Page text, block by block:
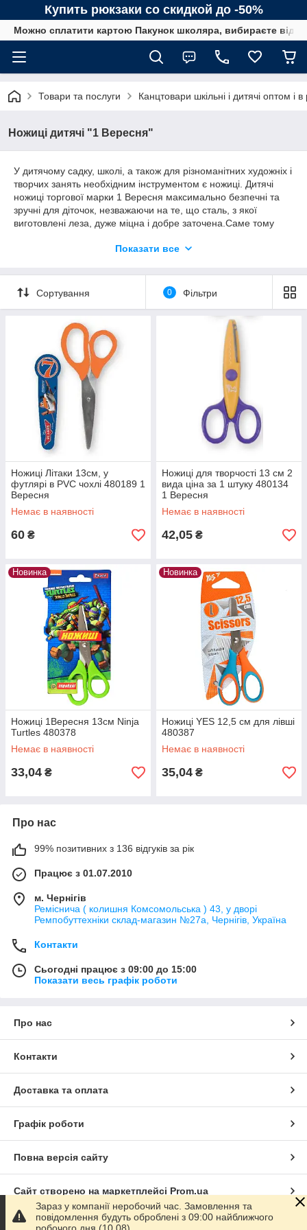
Купить рюкзаки со скидкой до -50%
Можно сплатити картою Пакунок школяра, вибираєте від
Товари та послуги Канцтовари шкільні і дитячі оптом і в
Ножиці дитячі "1 Вересня"
У дитячому садку, школі, а також для різноманітних художніх і
творчих занять необхідним інструментом є ножиці. Дитячі
ножиці торгової марки 1 Вересня максимально безпечні та
зручні для діточок, незважаючи на те, що сталь, з якої
виготовлені леза, дуже міцна і добре заточена.Саме тому
даруючи дітям радість від занять творчістю.
якості і за нижчими цінами як в роздріб так і оптом.
В цій групі Ви знайдете яскраві, зручні у використаннідитячі
ножиці Т М "1 Вересня".
З цими ножицями уроки праці для
Вашої дитини будуть завжди в радість.
Показати все
Сортування 0 Фільтри
Ножиці Літаки 13см, у
футлярі в PVC чохлі 480189 1
Вересня
Немає в наявності
60 ₴
Ножиці для творчості 13 см 2
вида ціна за 1 штуку 480134
1 Вересня
Немає в наявності
42,05 ₴
Новинка
Ножиці 1Вересня 13см Ninja
Turtles 480378
Немає в наявності
33,04 ₴
Новинка
Ножиці YES 12,5 см для лівші
480387
Немає в наявності
35,04 ₴
Про нас
99% позитивних з 136 відгуків за рік
Працює з 01.07.2010
м. Чернігів
Реміснича ( колишня Комсомольська ) 43, у дворі
Ремпобуттехніки склад-магазин №27a, Чернігів, Україна
Контакти
Сьогодні працює з 09:00 до 15:00
Показати весь графік роботи
Про нас
Контакти
Доставка та оплата
Графік роботи
Повна версія сайту
Сайт створено на маркетплейсі Prom.ua
Політика конфіденційності
Зараз у компанії неробочий час. Замовлення та
повідомлення будуть оброблені з 09:00 найближчого